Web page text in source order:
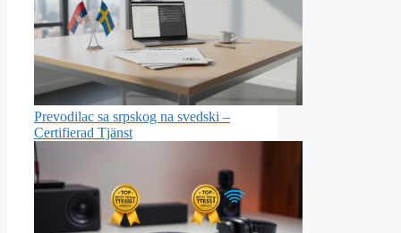
Prevodilac sa srpskog na svedski –
Certifierad Tjänst